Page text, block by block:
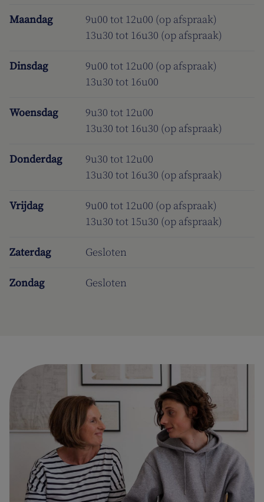
Maandag
9u00 tot 12u00 (op afspraak)
13u30 tot 16u30 (op afspraak)
Dinsdag
9u00 tot 12u00 (op afspraak)
13u30 tot 16u00
Woensdag
9u30 tot 12u00
13u30 tot 16u30 (op afspraak)
Donderdag
9u30 tot 12u00
13u30 tot 16u30 (op afspraak)
Vrijdag
9u00 tot 12u00 (op afspraak)
13u30 tot 15u30 (op afspraak)
Zaterdag Gesloten
Zondag Gesloten